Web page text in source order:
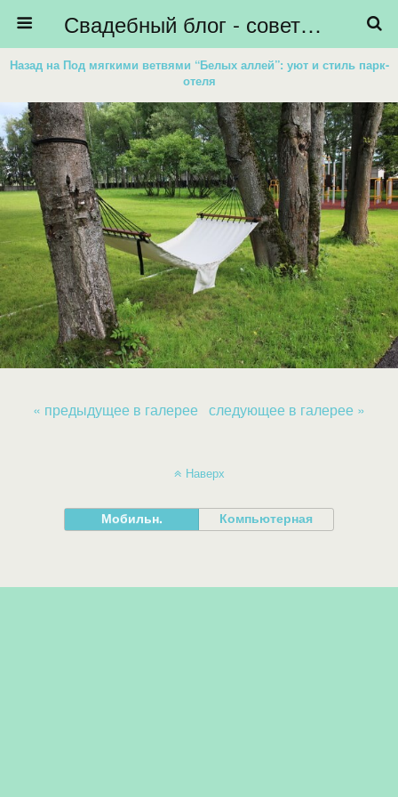
Свадебный блог - советы невестам, подготовка к свадьбе - HiBride
Назад на Под мягкими ветвями “Белых аллей”: уют и стиль парк-
отеля
« предыдущее в галерее следующее в галерее »
Наверх
Мобильн. Компьютерная